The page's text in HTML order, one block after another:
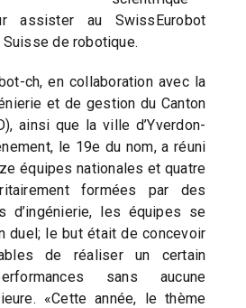
assister au SwissEurobot
de robotique.
ch, en collaboration avec la
et de gestion du Canton
ainsi que la ville d’Yverdon-
le 19e du nom, a réuni
équipes nationales et quatre
formées par des
d’ingénierie, les équipes se
duel; le but était de concevoir
de réaliser un certain
sans aucune
«Cette année, le thème